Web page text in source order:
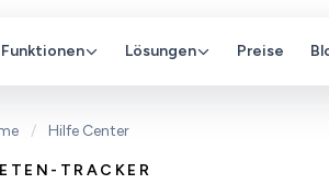
Funktionen Lösungen Preise
/ Hilfe Center
TRACKER